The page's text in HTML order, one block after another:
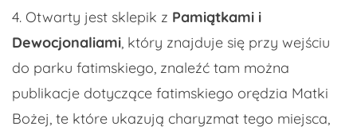
4. Otwarty jest sklepik z Pamiątkami i
Dewocjonaliami, który znajduje się przy wejściu
do parku fatimskiego, znaleźć tam można
publikacje dotyczące fatimskiego orędzia Matki
Bożej, te które ukazują charyzmat tego miejsca,